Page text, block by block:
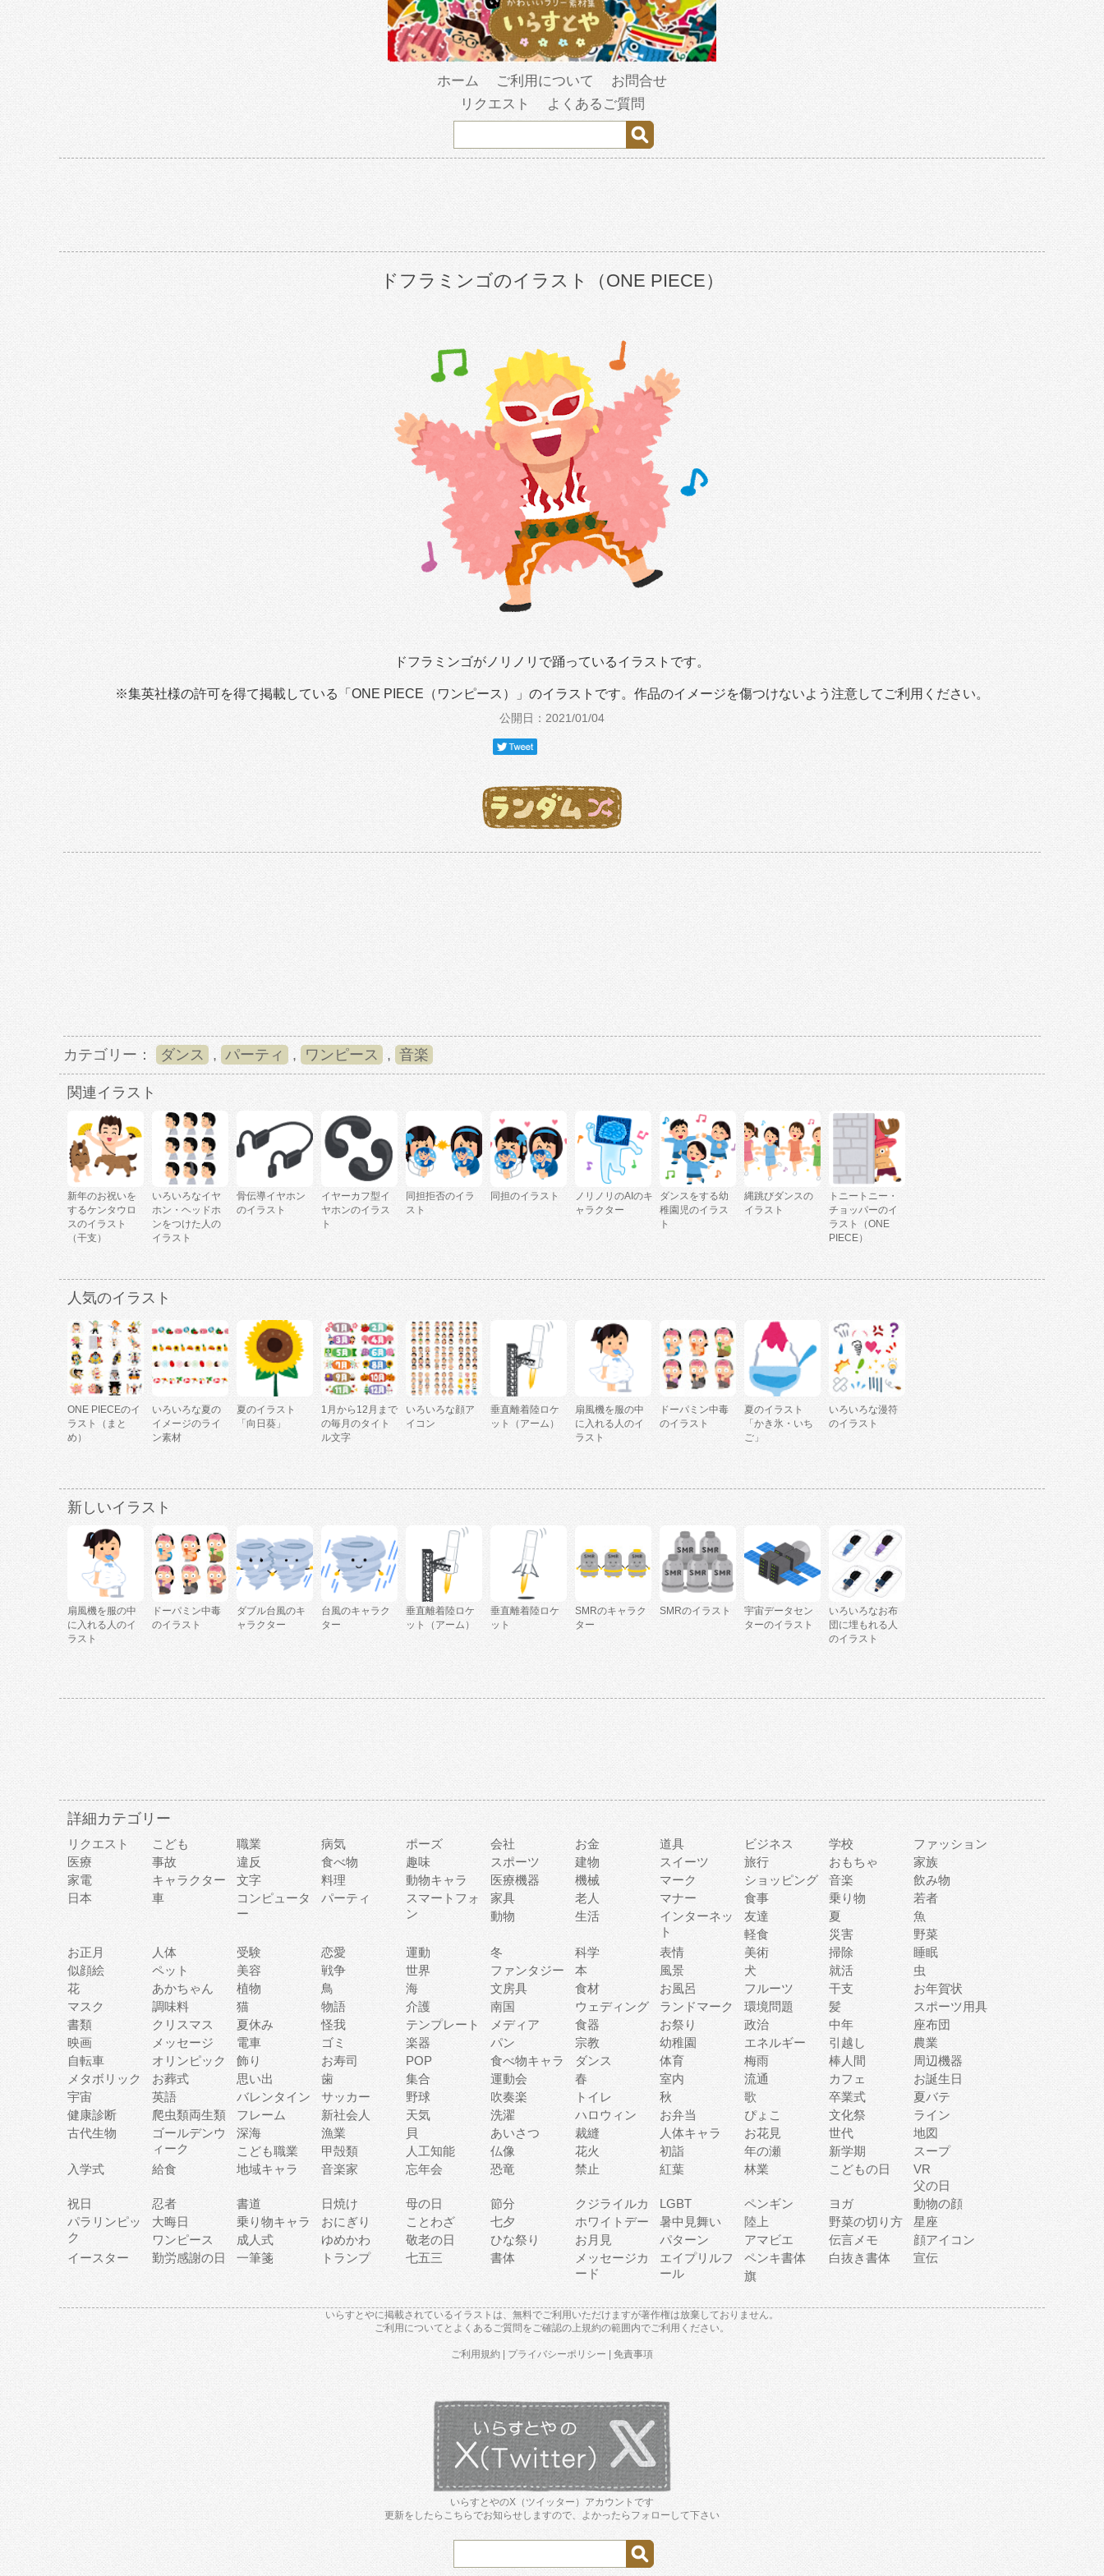
ホーム ご利用について
お問合せ
リクエスト
よくあるご質問
ドフラミンゴのイラスト（ONE PIECE）
ドフラミンゴがノリノリで踊っているイラストです。
※集英社様の許可を得て掲載している「ONE PIECE（ワンピース）」のイラストです。作品のイメージを傷つけないよう注意してご利用ください。
公開日：2021/01/04
カテゴリー： ダンス , パーティ , ワンピース , 音楽
関連イラスト
新年のお祝いを
するケンタウロ
スのイラスト
（干支）
いろいろなイヤ
ホン・ヘッドホ
ンをつけた人の
イラスト
骨伝導イヤホン
のイラスト
イヤーカフ型イ
ヤホンのイラス
ト
同担拒否のイラ
スト
同担のイラスト
ノリノリのAIのキ
ャラクター
ダンスをする幼
稚園児のイラス
ト
縄跳びダンスの
イラスト
トニートニー・
チョッパーのイ
ラスト（ONE
PIECE）
人気のイラスト
ONE PIECEのイ
ラスト（まと
め）
いろいろな夏の
イメージのライ
ン素材
夏のイラスト
「向日葵」
1月から12月まで
の毎月のタイト
ル文字
いろいろな顔ア
イコン
垂直離着陸ロケ
ット（アーム）
扇風機を服の中
に入れる人のイ
ラスト
ドーパミン中毒
のイラスト
夏のイラスト
「かき氷・いち
ご」
いろいろな漫符
のイラスト
新しいイラスト
扇風機を服の中
に入れる人のイ
ラスト
ドーパミン中毒
のイラスト
ダブル台風のキ
ャラクター
台風のキャラク
ター
垂直離着陸ロケ
ット（アーム）
垂直離着陸ロケ
ット
SMRのキャラク
ター
SMRのイラスト
宇宙データセン
ターのイラスト
いろいろなお布
団に埋もれる人
のイラスト
詳細カテゴリー
リクエスト こども 職業 病気 ポーズ 会社 お金 道具 ビジネス 学校
ファッション
医療
事故 違反 食べ物 趣味 スポーツ 建物 スイーツ 旅行 おもちゃ
家族
家電
キャラクター 文字 料理 動物キャラ 医療機器 機械 マーク ショッピング 音楽
飲み物
日本
車
コンピュータ
ー
パーティ
スマートフォ
ン
家具 老人 マナー 食事 乗り物
若者
動物
生活
インターネッ
ト
友達 夏
魚
軽食
災害
野菜
お正月
人体 受験 恋愛 運動 冬 科学 表情 美術 掃除
睡眠
似顔絵
ペット 美容 戦争 世界 ファンタジー 本 風景 犬 就活
虫
花
あかちゃん 植物 鳥 海 文房具 食材 お風呂 フルーツ 干支
お年賀状
マスク
調味料 猫 物語 介護 南国 ウェディング ランドマーク 環境問題 髪
スポーツ用具
書類
クリスマス 夏休み 怪我 テンプレート メディア 食器 お祭り 政治 中年
座布団
映画
メッセージ 電車 ゴミ 楽器 パン 宗教 幼稚園 エネルギー 引越し
農業
自転車
オリンピック 飾り お寿司 POP 食べ物キャラ ダンス 体育 梅雨 棒人間
周辺機器
メタボリック
お葬式 思い出 歯 集合 運動会 春 室内 流通 カフェ
お誕生日
宇宙
英語 バレンタイン サッカー 野球 吹奏楽 トイレ 秋 歌 卒業式
夏バテ
健康診断
爬虫類両生類 フレーム 新社会人 天気 洗濯 ハロウィン お弁当 ぴょこ 文化祭
ライン
古代生物
ゴールデンウ
ィーク
深海 漁業 貝 あいさつ 裁縫 人体キャラ お花見 世代
地図
こども職業
甲殻類 人工知能 仏像 花火 初詣 年の瀬 新学期
スープ
入学式
給食 地域キャラ 音楽家 忘年会 恐竜 禁止 紅葉 林業 こどもの日
VR
父の日
祝日
忍者 書道 日焼け 母の日 節分 クジライルカ LGBT ペンギン ヨガ
動物の顔
パラリンピッ
ク
大晦日 乗り物キャラ おにぎり ことわざ 七夕 ホワイトデー 暑中見舞い 陸上 野菜の切り方
星座
ワンピース
成人式 ゆめかわ 敬老の日 ひな祭り お月見 パターン アマビエ 伝言メモ
顔アイコン
イースター
勤労感謝の日 一筆箋 トランプ 七五三 書体
メッセージカ
ード
エイプリルフ
ール
ペンキ書体 白抜き書体
宣伝
旗
いらすとやに掲載されているイラストは、無料でご利用いただけますが著作権は放棄しておりません。
ご利用について と よくあるご質問をご確認の上規約の範囲内でご利用ください。
ご利用規約 プライバシーポリシー 免責事項
いらすとやのX（ツイッター）アカウントです
更新をしたらこちらでお知らせしますので、よかったらフォローして下さい